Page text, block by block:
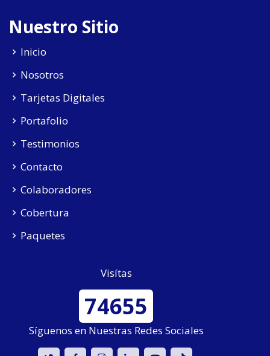
Nuestro Sitio
Inicio
Nosotros
Tarjetas Digitales
Portafolio
Testimonios
Contacto
Colaboradores
Cobertura
Paquetes
Visítas
74655
Síguenos en Nuestras Redes Sociales